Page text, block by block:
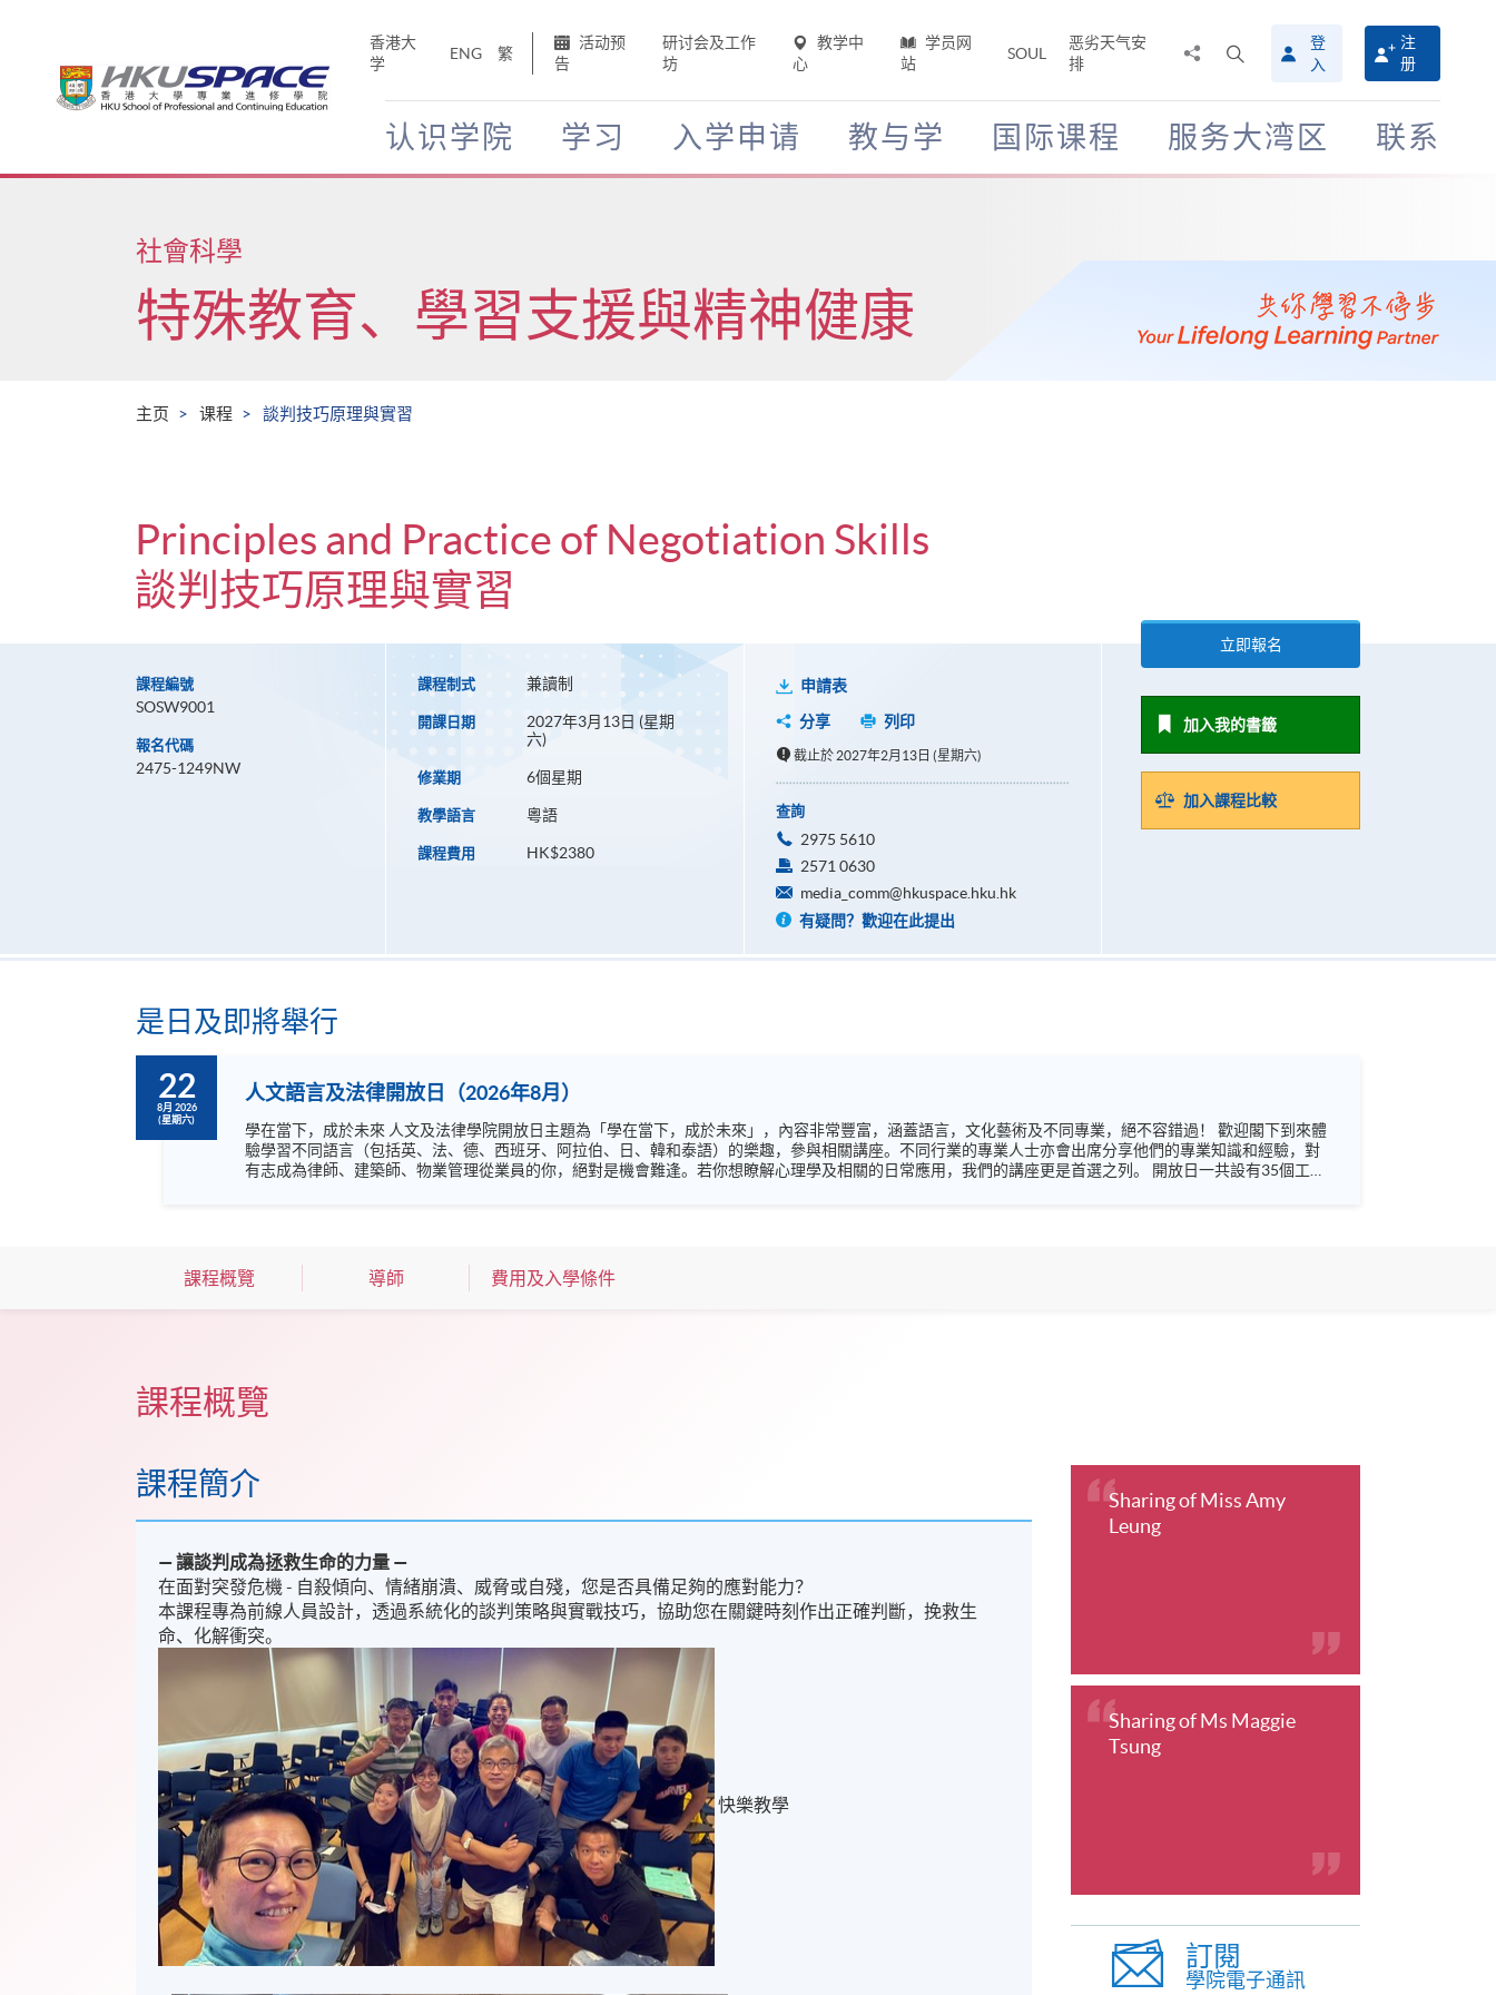
香港大
学
ENG 繁
活动预
告
研讨会及工作
坊
教学中
心
学员网
站
SOUL
恶劣天气安
排
搜
寻
介
面
登
入
注
册
认识学院 学习 入学申请 教与学 国际课程 服务大湾区 联系
Main
社會科學
特殊教育、學習支援與精神健康
主页 课程 談判技巧原理與實習
Principles and Practice of Negotiation Skills
談判技巧原理與實習
課程編號
SOSW9001
報名代碼
2475-1249NW
課程制式 兼讀制
開課日期
2027年3月13日 (星期
六)
修業期 6個星期
教學語言 粵語
課程費用 HK$2380
申請表
分享
列印
截止於 2027年2月13日 (星期六)
查詢
2975 5610
2571 0630
media_comm@hkuspace.hku.hk
有疑問？歡迎在此提出
立即報名
加入我的書籤
加入課程比較
是日及即將舉行
22
8月 2026
(星期六)
人文語言及法律開放日（2026年8月）
學在當下，成於未來 人文及法律學院開放日主題為「學在當下，成於未來」，內容非常豐富，涵蓋語言，文化藝術及不同專業，絕不容錯過！ 歡迎閣下到來體
驗學習不同語言（包括英、法、德、西班牙、阿拉伯、日、韓和泰語）的樂趣，參與相關講座。不同行業的專業人士亦會出席分享他們的專業知識和經驗，對
有志成為律師、建築師、物業管理從業員的你，絕對是機會難逢。若你想瞭解心理學及相關的日常應用，我們的講座更是首選之列。 開放日一共設有35個工作
課程概覽 導師 費用及入學條件
課程概覽
課程簡介
—讓談判成為拯救生命的力量 —
在面對突發危機 - 自殺傾向、情緒崩潰、威脅或自殘，您是否具備足夠的應對能力？
本課程專為前線人員設計，透過系統化的談判策略與實戰技巧，協助您在關鍵時刻作出正確判斷，挽救生
命、化解衝突。
快樂教學
Sharing of Miss Amy
Leung
Sharing of Ms Maggie
Tsung
訂閱
學院電子通訊